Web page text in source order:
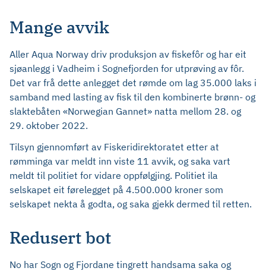
Mange avvik
Aller Aqua Norway driv produksjon av fiskefôr og har eit
sjøanlegg i Vadheim i Sognefjorden for utprøving av fôr.
Det var frå dette anlegget det rømde om lag 35.000 laks i
samband med lasting av fisk til den kombinerte brønn- og
slaktebåten «Norwegian Gannet» natta mellom 28. og
29. oktober 2022.
Tilsyn gjennomført av Fiskeridirektoratet etter at
rømminga var meldt inn viste 11 avvik, og saka vart
meldt til politiet for vidare oppfølgjing. Politiet ila
selskapet eit førelegget på 4.500.000 kroner som
selskapet nekta å godta, og saka gjekk dermed til retten.
Redusert bot
No har Sogn og Fjordane tingrett handsama saka og